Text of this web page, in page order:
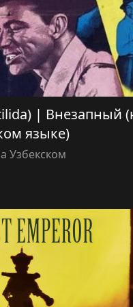
| Внезапный
языке)
Узбекском